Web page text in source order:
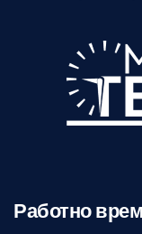
Работно